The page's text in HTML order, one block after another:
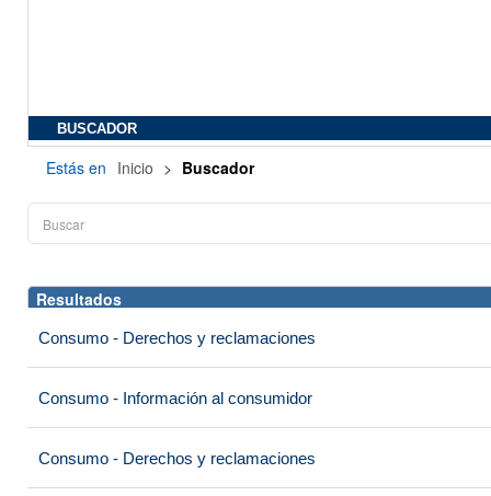
BUSCADOR
Estás en Inicio > Buscador
Resultados
Consumo - Derechos y reclamaciones
Consumo - Información al consumidor
Consumo - Derechos y reclamaciones